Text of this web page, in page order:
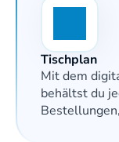
Tischplan
Mit dem
behältst du